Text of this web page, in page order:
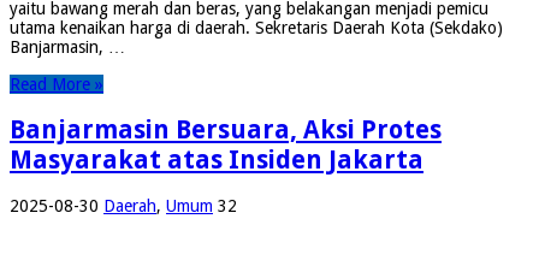
yaitu bawang merah dan beras, yang belakangan menjadi pemicu
utama kenaikan harga di daerah. Sekretaris Daerah Kota (Sekdako)
Banjarmasin, …
Read More »
Banjarmasin Bersuara, Aksi Protes
Masyarakat atas Insiden Jakarta
2025-08-30 Daerah, Umum 32